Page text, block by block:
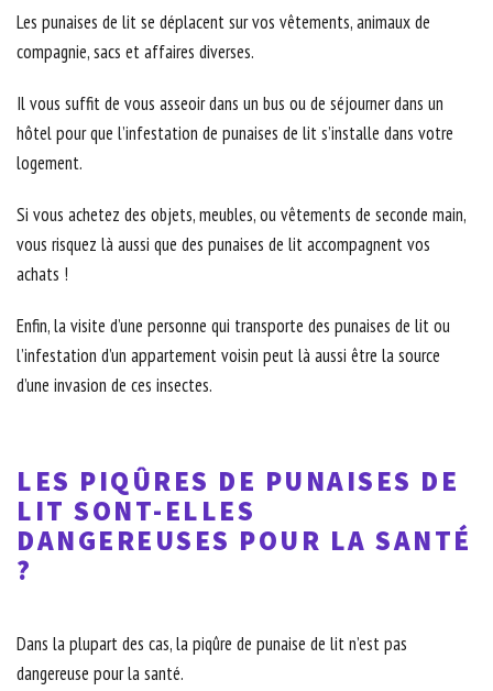
Les punaises de lit se déplacent sur vos vêtements, animaux de
compagnie, sacs et affaires diverses.
Il vous suffit de vous asseoir dans un bus ou de séjourner dans un
hôtel pour que l’infestation de punaises de lit s’installe dans votre
logement.
Si vous achetez des objets, meubles, ou vêtements de seconde main,
vous risquez là aussi que des punaises de lit accompagnent vos
achats !
Enfin, la visite d’une personne qui transporte des punaises de lit ou
l’infestation d’un appartement voisin peut là aussi être la source
d’une invasion de ces insectes.
LES PIQÛRES DE PUNAISES DE
LIT SONT-ELLES
DANGEREUSES POUR LA SANTÉ
?
Dans la plupart des cas, la piqûre de punaise de lit n’est pas
dangereuse pour la santé.